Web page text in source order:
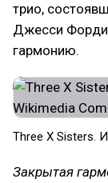
трио,
Джесси
гармонию.
Three X Sisters.
Закрытая